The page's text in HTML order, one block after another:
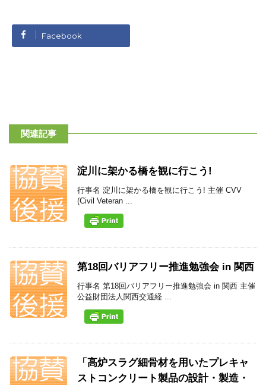
Facebook
関連記事
淀川に架かる橋を観に行こう!
行事名 淀川に架かる橋を観に行こう! 主催 CVV
(Civil Veteran ...
第18回バリアフリー推進勉強会 in 関西
行事名 第18回バリアフリー推進勉強会 in 関西 主催
公益財団法人関西交通経 ...
「高炉スラグ細骨材を用いたプレキャ
ストコンクリート製品の設計・製造・